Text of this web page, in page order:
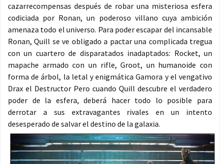
cazarrecompensas después de robar una misteriosa esfera
codiciada por Ronan, un poderoso villano cuya ambición
amenaza todo el universo. Para poder escapar del incansable
Ronan, Quill se ve obligado a pactar una complicada tregua
con un cuartero de disparatados inadaptados: Rocket, un
mapache armado con un rifle, Groot, un humanoide con
forma de árbol, la letal y enigmática Gamora y el vengativo
Drax el Destructor Pero cuando Quill descubre el verdadero
poder de la esfera, deberá hacer todo lo posible para
derrotar a sus extravagantes rivales en un intento
desesperado de salvar el destino de la galaxia.